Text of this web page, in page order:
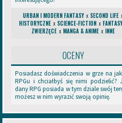
s
o
P
Znajomość regulaminu —
Kiedy wchodzi w życie?
Nowy regulamin obowiązuje od dziś!
spokoju.
Masz pytania?
piszcie do nas w temaciePytania i
URBAN I MODERN FANTASY x SECOND LIFE
HISTORYCZNE x SCIENCE-FICTION x
ZWIERZĘCE x MANGA & ANIME x INNE
OCENY
Posiadasz doświadczenia w grze na
RPGu i chciałbyś się nimi podzielić?
dany RPG posiada w tym dziale swój
możesz w nim wyrazić swoją opinię.